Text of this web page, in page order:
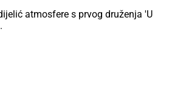
atmosfere s prvog druženja 'U
.